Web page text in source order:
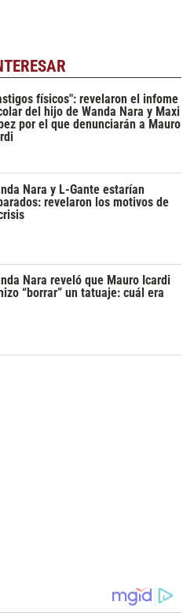
físicos": revelaron el infome
del hijo de Wanda Nara y Maxi
por el que denunciarán a Mauro
Nara y L-Gante estarían
revelaron los motivos de
Nara reveló que Mauro Icardi
“borrar” un tatuaje: cuál era